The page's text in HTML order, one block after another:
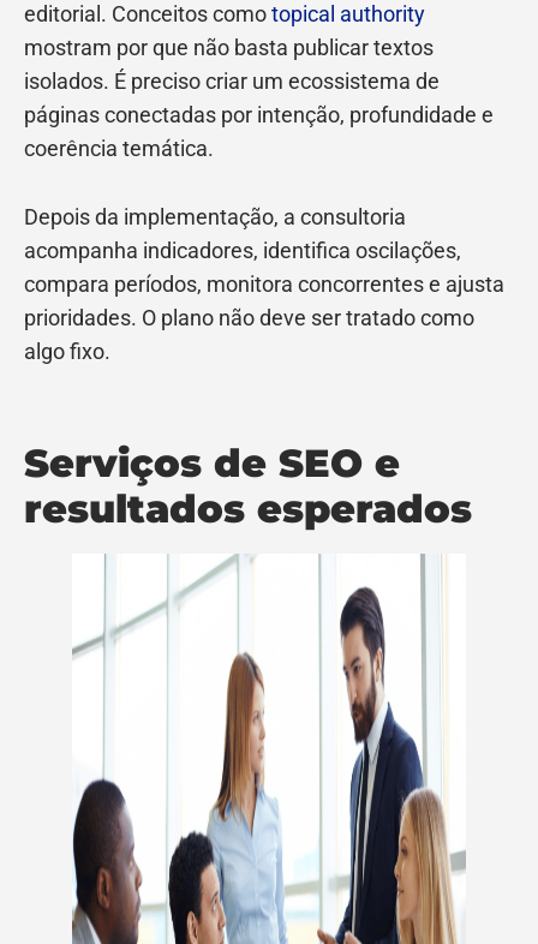
editorial. Conceitos comotopical authority
mostram por que não basta publicar textos
isolados. É preciso criar um ecossistema de
páginas conectadas por intenção, profundidade e
coerência temática.
Depois da implementação, a consultoria
acompanha indicadores, identifica oscilações,
compara períodos, monitora concorrentes e ajusta
prioridades. O plano não deve ser tratado como
algo fixo.
Serviços de SEO e
resultados esperados